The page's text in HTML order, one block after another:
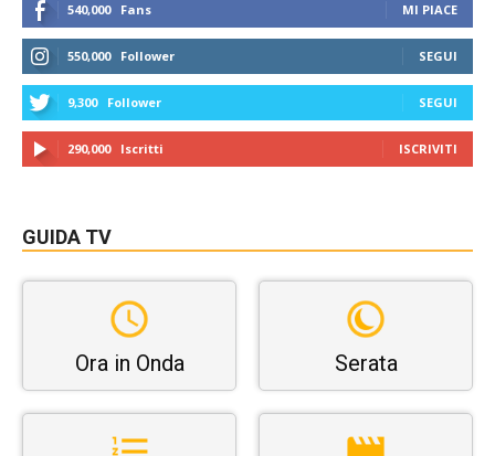
540,000 Fans MI PIACE
550,000 Follower SEGUI
9,300 Follower SEGUI
290,000 Iscritti ISCRIVITI
GUIDA TV
Ora in Onda Serata